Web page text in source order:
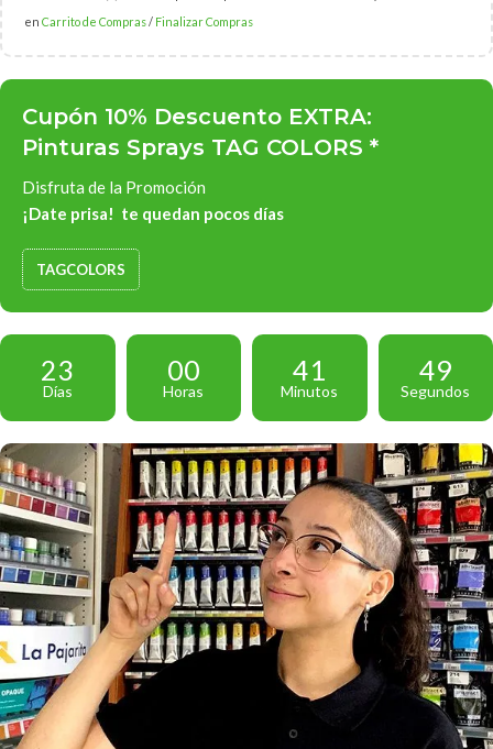
en Carrito de Compras/ Finalizar Compras
Cupón 10% Descuento EXTRA:
Pinturas Sprays TAG COLORS *
Disfruta de la Promoción
¡Date prisa! te quedan pocos días
TAGCOLORS
23
Días
00
Horas
41
Minutos
49
Segundos